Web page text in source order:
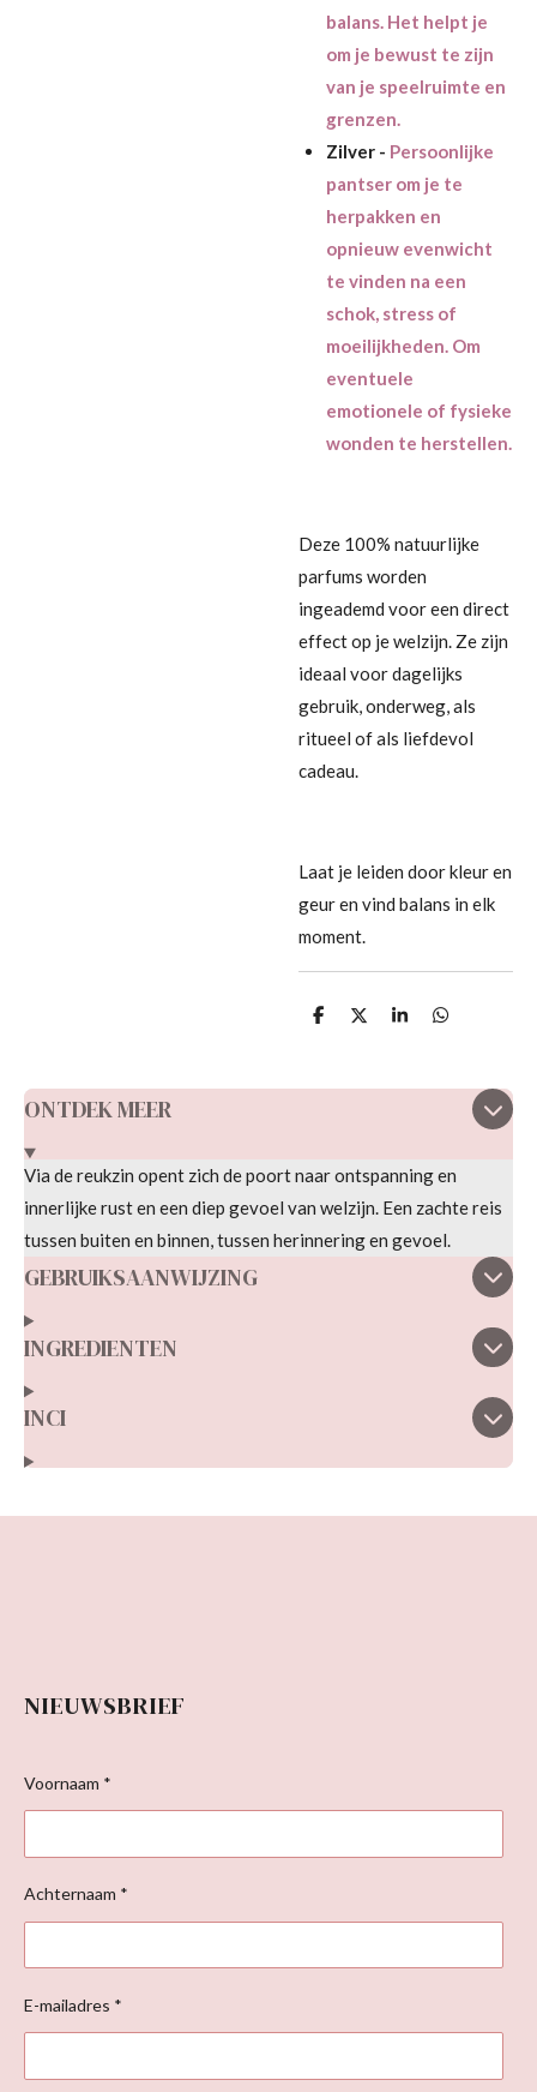
balans. Het helpt je
om je bewust te zijn
van je speelruimte en
grenzen.
Zilver - Persoonlijke
pantser om je te
herpakken en
opnieuw evenwicht
te vinden na een
schok, stress of
moeilijkheden. Om
eventuele
emotionele of fysieke
wonden te herstellen.
Deze 100% natuurlijke
parfums worden
ingeademd voor een direct
effect op je welzijn. Ze zijn
ideaal voor dagelijks
gebruik, onderweg, als
ritueel of als liefdevol
cadeau.
Laat je leiden door kleur en
geur en vind balans in elk
moment.
D
n
D
S
e
D
n
ONTDEK MEER
Via de reukzin opent zich de poort naar ontspanning en
innerlijke rust en een diep gevoel van welzijn. Een zachte reis
tussen buiten en binnen, tussen herinnering en gevoel.
GEBRUIKSAANWIJZING
INGREDIENTEN
INCI
NIEUWSBRIEF
Voornaam *
Achternaam *
E-mailadres *